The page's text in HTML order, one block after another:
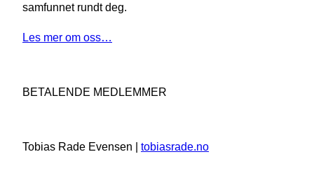
samfunnet rundt deg.
Les mer om oss…
BETALENDE MEDLEMMER
Tobias Rade Evensen | tobiasrade.no